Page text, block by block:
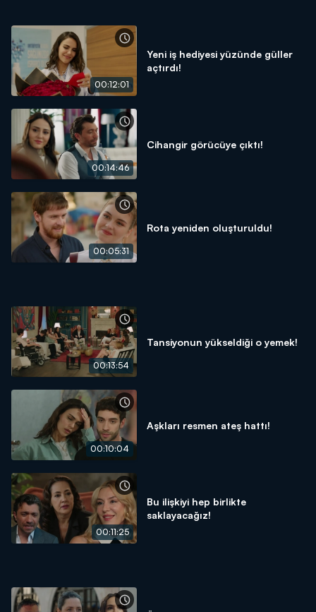
00:12:01
Yeni iş hediyesi yüzünde güller
açtırdı!
00:14:46
Cihangir görücüye çıktı!
00:05:31
Rota yeniden oluşturuldu!
00:13:54
Tansiyonun yükseldiği o yemek!
00:10:04
Aşkları resmen ateş hattı!
00:11:25
Bu ilişkiyi hep birlikte
saklayacağız!